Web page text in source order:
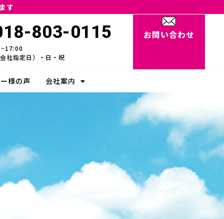
す
803-0115
社指定日）・日・祝
お問い合わせ
様の声 会社案内